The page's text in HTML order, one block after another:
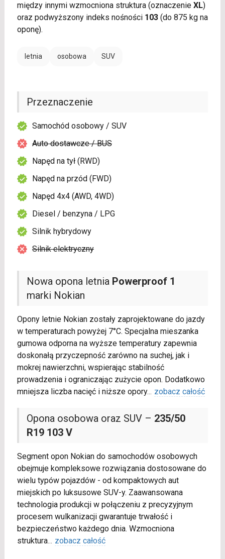
między innymi wzmocniona struktura (oznaczenie XL)
oraz podwyższony indeks nośności 103(do 875 kg na
oponę).
letnia osobowa SUV
Nowa opona letnia Powerproof 1
marki Nokian
Opony letnie Nokian zostały zaprojektowane do jazdy
w temperaturach powyżej 7°C. Specjalna mieszanka
gumowa odporna na wyższe temperatury zapewnia
doskonałą przyczepność zarówno na suchej, jak i
mokrej nawierzchni, wspierając stabilność
prowadzenia i ograniczając zużycie opon. Dodatkowo
mniejsza liczba nacięć i niższe opory... zobacz całość
Opona osobowa oraz SUV – 235/50
R19 103 V
Segment opon Nokian do samochodów osobowych
obejmuje kompleksowe rozwiązania dostosowane do
wielu typów pojazdów - od kompaktowych aut
miejskich po luksusowe SUV-y. Zaawansowana
technologia produkcji w połączeniu z precyzyjnym
procesem wulkanizacji gwarantuje trwałość i
bezpieczeństwo każdego dnia. Wzmocniona
struktura... zobacz całość
Przeznaczenie
Samochód osobowy / SUV
Auto dostawcze / BUS
Napęd na tył (RWD)
Napęd na przód (FWD)
Napęd 4x4 (AWD, 4WD)
Diesel / benzyna / LPG
Silnik hybrydowy
Silnik elektryczny